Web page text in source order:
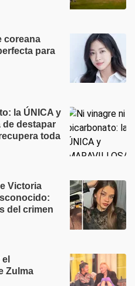
coreana
para
la ÚNICA y
de destapar
toda
Victoria
del crimen
Zulma